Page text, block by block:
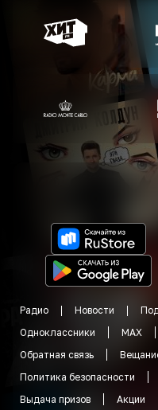
Радио Новости
Одноклассники
MAX
Обратная связь
Политика безопасности
Выдача призов
Акции